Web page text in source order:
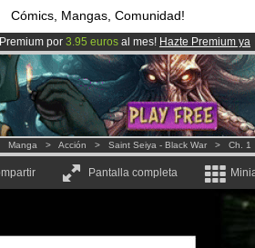
Cómics, Mangas, Comunidad!
por 3.95 euros al mes! Hazte Premium ya
está desormado lanzado!.
miembrosy 1000 Cómics y Mangas!.
Manga > Acción > Saint Seiya - Black War > Ch. 1
Pantalla completa